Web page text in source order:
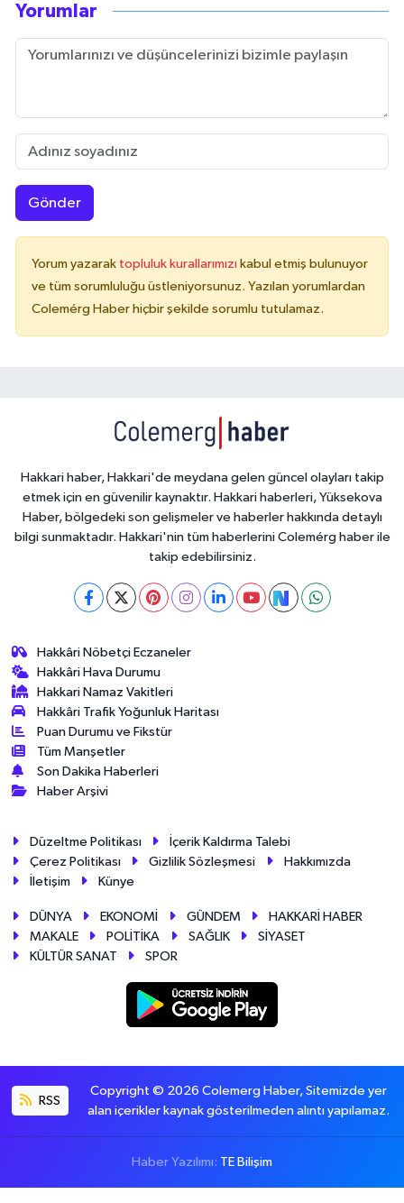
Yorumlar
Gönder
Yorum yazarak topluluk kurallarımızı kabul etmiş bulunuyor
ve tüm sorumluluğu üstleniyorsunuz. Yazılan yorumlardan
Colemérg Haber hiçbir şekilde sorumlu tutulamaz.
Hakkari haber, Hakkari'de meydana gelen güncel olayları takip
etmek için en güvenilir kaynaktır. Hakkari haberleri, Yüksekova
Haber, bölgedeki son gelişmeler ve haberler hakkında detaylı
bilgi sunmaktadır. Hakkari'nin tüm haberlerini Colemérg haber ile
takip edebilirsiniz.
Hakkâri Nöbetçi Eczaneler
Hakkâri Hava Durumu
Hakkari Namaz Vakitleri
Hakkâri Trafik Yoğunluk Haritası
Puan Durumu ve Fikstür
Tüm Manşetler
Son Dakika Haberleri
Haber Arşivi
Düzeltme Politikası
İçerik Kaldırma Talebi
Çerez Politikası
Gizlilik Sözleşmesi
Hakkımızda
İletişim
Künye
DÜNYA EKONOMİ GÜNDEM
HAKKARİ HABER
MAKALE
POLİTİKA SAĞLIK
SİYASET
KÜLTÜR SANAT
SPOR
RSS
Copyright © 2026 Colemerg Haber, Sitemizde yer
alan içerikler kaynak gösterilmeden alıntı yapılamaz.
Haber Yazılımı: TE Bilişim